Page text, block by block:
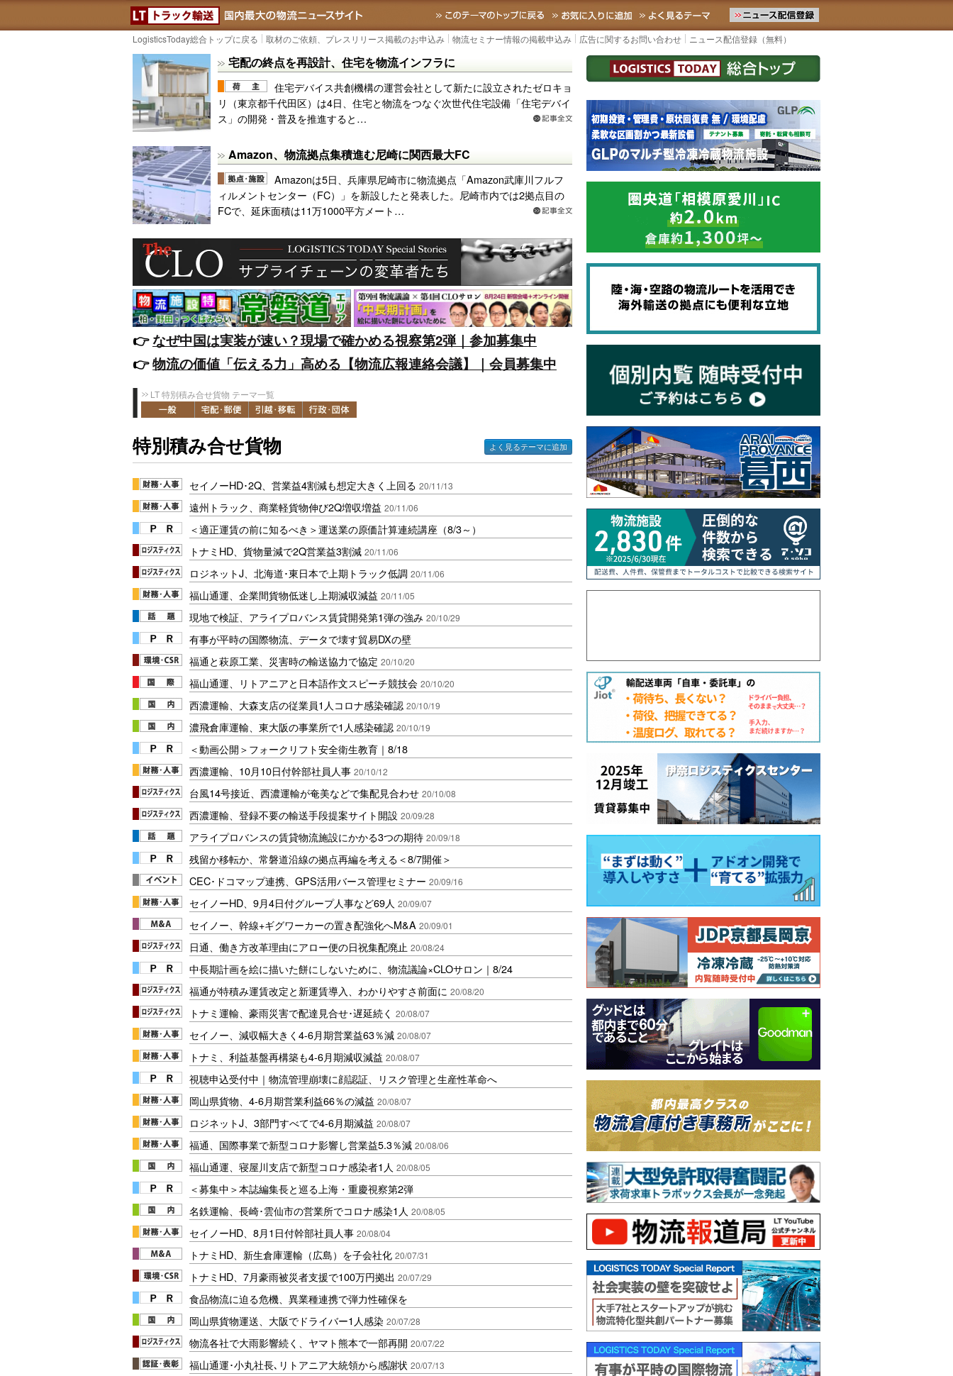
LOGISTICS TODAY｜国内最大の物流ニュースサイト3PL, SCMなど国内外の最新の物流ニュースをお届けします。物流ニュースメール配信を登録すると
TOPに戻る お気に入りに追加 よく見るテーマ
LogisticsToday総合トップに戻る 取材のご依頼、プレスリリース掲載のお申込み 物流セミナー情報の掲載申込み 広告に関するお問い合わせ ニュース配信登録（無料）
宅配の終点を再設計、住宅を物流インフラに
住宅デバイス共創機構の運営会社として新たに設立されたゼロキョ
リ（東京都千代田区）は4日、住宅と物流をつなぐ次世代住宅設備「住宅デバイ
ス」の開発・普及を推進すると…
Amazon、物流拠点集積進む尼崎に関西最大FC
Amazonは5日、兵庫県尼崎市に物流拠点「Amazon武庫川フルフ
ィルメントセンター（FC）」を新設したと発表した。尼崎市内では2拠点目の
FCで、延床面積は11万1000平方メート…
👉️なぜ中国は実装が速い？現場で確かめる視察第2弾｜参加募集中
👉️物流の価値「伝える力」高める【物流広報連絡会議】｜会員募集中
LT 特別積み合せ貨物 テーマ一覧
特別積み合せ貨物 よく見るテーマに追加
セイノーHD･2Q、営業益4割減も想定大きく上回る 20/11/13
遠州トラック、商業軽貨物伸び2Q増収増益 20/11/06
＜適正運賃の前に知るべき＞運送業の原価計算連続講座（8/3～）
トナミHD、貨物量減で2Q営業益3割減 20/11/06
ロジネットJ、北海道･東日本で上期トラック低調 20/11/06
福山通運、企業間貨物低迷し上期減収減益 20/11/05
現地で検証、アライプロバンス賃貸開発第1弾の強み 20/10/29
有事が平時の国際物流、データで壊す貿易DXの壁
福通と萩原工業、災害時の輸送協力で協定 20/10/20
福山通運、リトアニアと日本語作文スピーチ競技会 20/10/20
西濃運輸、大森支店の従業員1人コロナ感染確認 20/10/19
濃飛倉庫運輸、東大阪の事業所で1人感染確認 20/10/19
＜動画公開＞フォークリフト安全衛生教育｜8/18
西濃運輸、10月10日付幹部社員人事 20/10/12
台風14号接近、西濃運輸が奄美などで集配見合わせ 20/10/08
西濃運輸、登録不要の輸送手段提案サイト開設 20/09/28
アライプロバンスの賃貸物流施設にかかる3つの期待 20/09/18
残留か移転か、常磐道沿線の拠点再編を考える＜8/7開催＞
CEC･ドコマップ連携、GPS活用バース管理セミナー 20/09/16
セイノーHD、9月4日付グループ人事など69人 20/09/07
セイノー、幹線+ギグワーカーの置き配強化へM&A 20/09/01
日通、働き方改革理由にアロー便の日祝集配廃止 20/08/24
中長期計画を絵に描いた餅にしないために、物流議論×CLOサロン｜8/24
福通が特積み運賃改定と新運賃導入、わかりやすさ前面に 20/08/20
トナミ運輸、豪雨災害で配達見合せ･遅延続く 20/08/07
セイノー、減収幅大きく4-6月期営業益63％減 20/08/07
トナミ、利益基盤再構築も4-6月期減収減益 20/08/07
視聴申込受付中｜物流管理崩壊に顔認証、リスク管理と生産性革命へ
岡山県貨物、4-6月期営業利益66％の減益 20/08/07
ロジネットJ、3部門すべてで4-6月期減益 20/08/07
福通、国際事業で新型コロナ影響し営業益5.3％減 20/08/06
福山通運、寝屋川支店で新型コロナ感染者1人 20/08/05
＜募集中＞本誌編集長と巡る上海・重慶視察第2弾
名鉄運輸、長崎･雲仙市の営業所でコロナ感染1人 20/08/05
セイノーHD、8月1日付幹部社員人事 20/08/04
トナミHD、新生倉庫運輸（広島）を子会社化 20/07/31
トナミHD、7月豪雨被災者支援で100万円拠出 20/07/29
食品物流に迫る危機、異業種連携で弾力性確保を
岡山県貨物運送、大阪でドライバー1人感染 20/07/28
物流各社で大雨影響続く、ヤマト熊本で一部再開 20/07/22
福山通運･小丸社長､リトアニア大統領から感謝状 20/07/13